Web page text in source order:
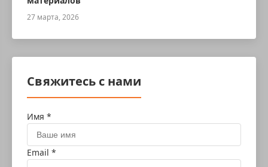
27 марта, 2026
Свяжитесь с нами
Имя *
Email *